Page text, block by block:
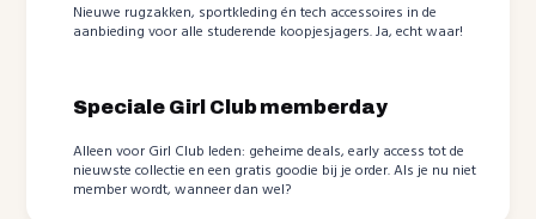
Nieuwe rugzakken, sportkleding én tech accessoires in de
aanbieding voor alle studerende koopjesjagers. Ja, echt waar!
Speciale Girl Club memberday
Alleen voor Girl Club leden: geheime deals, early access tot de
nieuwste collectie en een gratis goodie bij je order. Als je nu niet
member wordt, wanneer dan wel?